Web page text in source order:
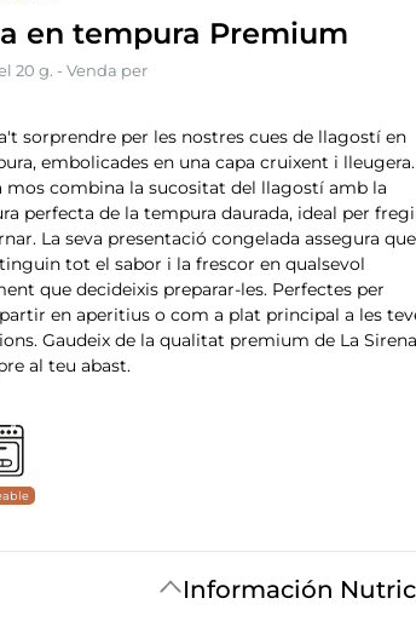
en tempura Premium
20 g. - Venda per
sorprendre per les nostres cues de llagostí en
embolicades en una capa cruixent i lleugera.
mos combina la sucositat del llagostí amb la
perfecta de la tempura daurada, ideal per
La seva presentació congelada assegura que
tot el sabor i la frescor en qualsevol
que decideixis preparar-les. Perfectes per
en aperitius o com a plat principal a les
Gaudeix de la qualitat premium de La
al teu abast.
Información